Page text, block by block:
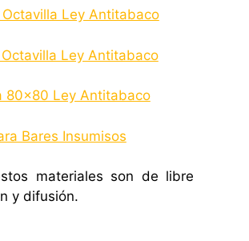
Ley Antitabaco
Octavilla Ley Antitabaco
80×80 Ley Antitabaco
Bares Insumisos
materiales son de libre
y difusión.